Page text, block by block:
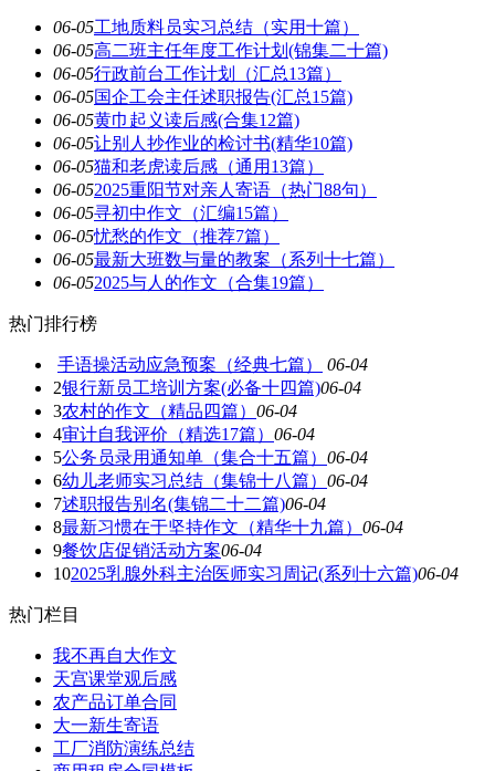
06-05工地质料员实习总结（实用十篇）
06-05高二班主任年度工作计划(锦集二十篇)
06-05行政前台工作计划（汇总13篇）
06-05国企工会主任述职报告(汇总15篇)
06-05黄巾起义读后感(合集12篇)
06-05让别人抄作业的检讨书(精华10篇)
06-05猫和老虎读后感（通用13篇）
06-052025重阳节对亲人寄语（热门88句）
06-05寻初中作文（汇编15篇）
06-05忧愁的作文（推荐7篇）
06-05最新大班数与量的教案（系列十七篇）
06-052025与人的作文（合集19篇）
热门排行榜
手语操活动应急预案（经典七篇）
06-04
2银行新员工培训方案(必备十四篇)06-04
3农村的作文（精品四篇） 06-04
4审计自我评价（精选17篇） 06-04
5公务员录用通知单（集合十五篇） 06-04
6幼儿老师实习总结（集锦十八篇） 06-04
7述职报告别名(集锦二十二篇)06-04
8最新习惯在于坚持作文（精华十九篇） 06-04
9餐饮店促销活动方案06-04
102025乳腺外科主治医师实习周记(系列十六篇)06-04
热门栏目
我不再自大作文
天宫课堂观后感
农产品订单合同
大一新生寄语
工厂消防演练总结